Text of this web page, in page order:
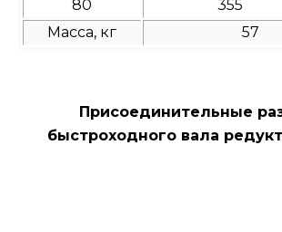
80
355
Масса, кг
57
Присоединительные
быстроходного вала